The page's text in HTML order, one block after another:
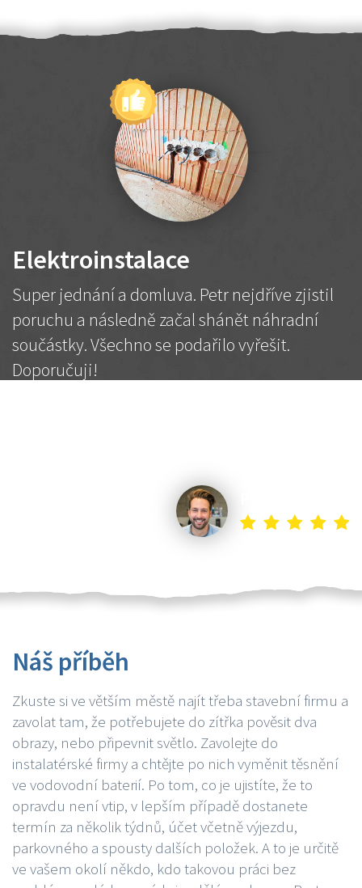
Elektroinstalace
Super jednání a domluva. Petr nejdříve zjistil
poruchu a následně začal shánět náhradní
součástky. Všechno se podařilo vyřešit.
Doporučuji!
Náš příběh
Zkuste si ve větším městě najít třeba stavební firmu a
zavolat tam, že potřebujete do zítřka pověsit dva
obrazy, nebo připevnit světlo. Zavolejte do
instalatérské firmy a chtějte po nich vyměnit těsnění
ve vodovodní baterií. Po tom, co je ujistíte, že to
opravdu není vtip, v lepším případě dostanete
termín za několik týdnů, účet včetně výjezdu,
parkovného a spousty dalších položek. A to je určitě
ve vašem okolí někdo, kdo takovou práci bez